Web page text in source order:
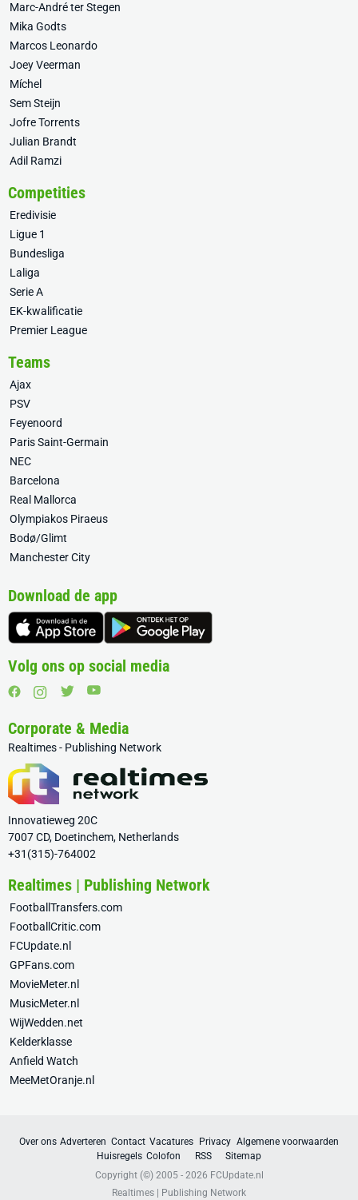
Marc-André ter Stegen
Mika Godts
Marcos Leonardo
Joey Veerman
Míchel
Sem Steijn
Jofre Torrents
Julian Brandt
Adil Ramzi
Competities
Eredivisie
Ligue 1
Bundesliga
Laliga
Serie A
EK-kwalificatie
Premier League
Teams
Ajax
PSV
Feyenoord
Paris Saint-Germain
NEC
Barcelona
Real Mallorca
Olympiakos Piraeus
Bodø/Glimt
Manchester City
Download de app
Volg ons op social media
Corporate & Media
Realtimes - Publishing Network
Innovatieweg 20C
7007 CD, Doetinchem, Netherlands
+31(315)-764002
Realtimes | Publishing Network
FootballTransfers.com
FootballCritic.com
FCUpdate.nl
GPFans.com
MovieMeter.nl
MusicMeter.nl
WijWedden.net
Kelderklasse
Anfield Watch
MeeMetOranje.nl
Over ons Adverteren Contact Vacatures Privacy Algemene voorwaarden
Huisregels Colofon RSS
Sitemap
Copyright (©) 2005 - 2026 FCUpdate.nl
Realtimes | Publishing Network